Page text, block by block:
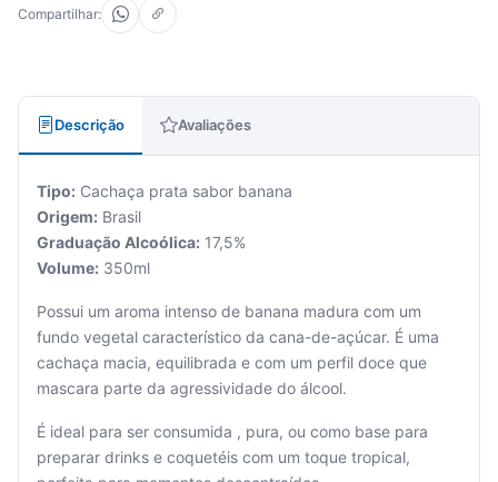
Seu
carrinho
vazio.
Compartilhar:
Descrição Avaliações
Tipo: Cachaça prata sabor banana
Origem: Brasil
Graduação Alcoólica: 17,5%
Volume: 350ml
Possui um aroma intenso de banana madura com um
fundo vegetal característico da cana-de-açúcar. É uma
cachaça macia, equilibrada e com um perfil doce que
mascara parte da agressividade do álcool.
É ideal para ser consumida , pura, ou como base para
preparar drinks e coquetéis com um toque tropical,